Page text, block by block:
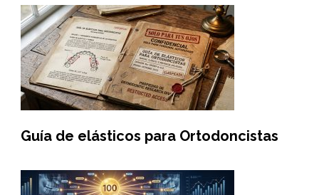
Guía de elásticos para Ortodoncistas